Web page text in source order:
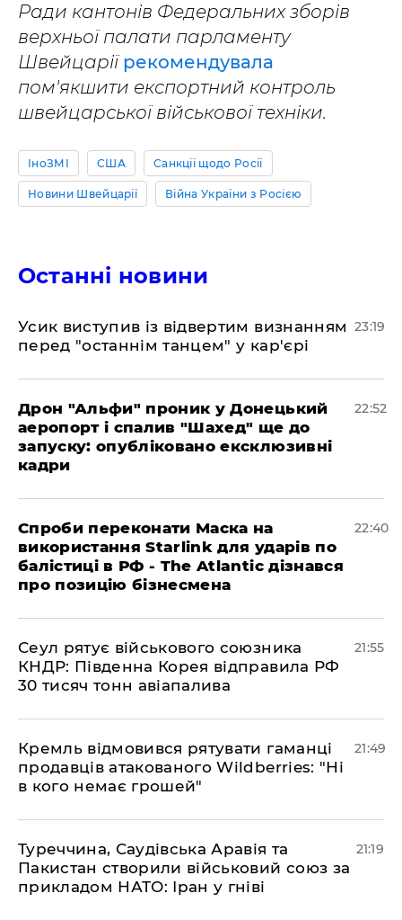
Ради кантонів Федеральних зборів
верхньої палати парламенту
Швейцарії рекомендувала
пом'якшити експортний контроль
швейцарської військової техніки.
ІноЗМІ США Санкції щодо Росії
Новини Швейцарії Війна України з Росією
Останні новини
​Усик виступив із відвертим визнанням
перед "останнім танцем" у кар'єрі
23:19
​Дрон "Альфи" проник у Донецький
аеропорт і спалив "Шахед" ще до
запуску: опубліковано ексклюзивні
кадри
22:52
​Спроби переконати Маска на
використання Starlink для ударів по
балістиці в РФ - The Atlantic дізнався
про позицію бізнесмена
22:40
​Сеул рятує військового союзника
КНДР: Південна Корея відправила РФ
30 тисяч тонн авіапалива
21:55
​Кремль відмовився рятувати гаманці
продавців атакованого Wildberries: "Ні
в кого немає грошей"
21:49
​Туреччина, Саудівська Аравія та
Пакистан створили військовий союз за
прикладом НАТО: Іран у гніві
21:19